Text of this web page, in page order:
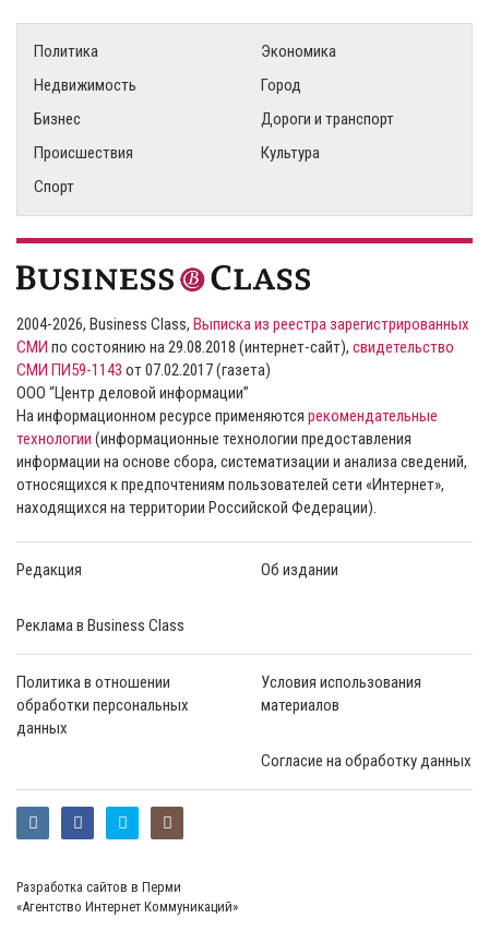
Политика
Экономика
Недвижимость
Город
Бизнес
Дороги и транспорт
Происшествия
Культура
Спорт
2004-2026, Business Class, Выписка из реестра зарегистрированных
СМИ по состоянию на 29.08.2018 (интернет-сайт), свидетельство
СМИ ПИ59-1143 от 07.02.2017 (газета)
ООО “Центр деловой информации”
На информационном ресурсе применяются рекомендательные
технологии (информационные технологии предоставления
информации на основе сбора, систематизации и анализа сведений,
относящихся к предпочтениям пользователей сети «Интернет»,
находящихся на территории Российской Федерации).
Редакция Об издании
Реклама в Business Class
Политика в отношении
обработки персональных
данных
Условия использования
материалов
Согласие на обработку данных
Разработка сайтов в Перми
«Агентство Интернет Коммуникаций»